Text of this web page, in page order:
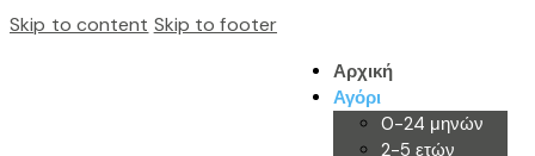
Skip to content Skip to footer
Αρχική
Αγόρι
0-24 μηνών
2-5 ετών